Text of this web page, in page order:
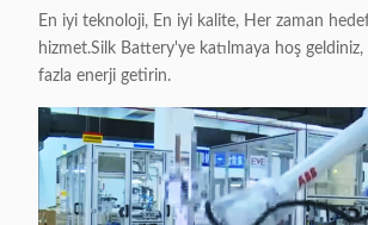
En iyi teknoloji, En iyi kalite, Her zaman
hizmet.Silk Battery'ye katılmaya hoş
fazla enerji getirin.